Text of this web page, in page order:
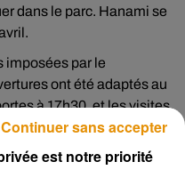
dans le parc. Hanami se
imposées par le
ont été adaptés au
à 17h30, et les visites
scolaires sont
est notre priorité
Continuer sans accepter